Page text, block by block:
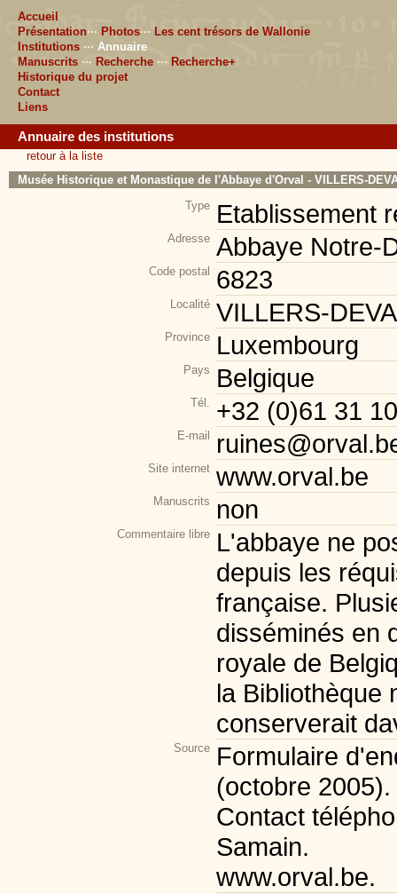
Accueil
Présentation··· Photos··· Les cent trésors de Wallonie
Institutions ··· Annuaire
Manuscrits ··· Recherche ··· Recherche+
Historique du projet
Contact
Liens
Annuaire des institutions
retour à la liste
Musée Historique et Monastique de l'Abbaye d'Orval - VILLERS-
Type Etablissement
Adresse Abbaye Notre-
Code postal 6823
Localité VILLERS-
Province Luxembourg
Pays Belgique
Tél. +32 (0)61 31
E-mail
Site internet www.orval.be
Manuscrits non
Commentaire libre L'abbaye ne
depuis les
française.
disséminés en
royale de
la Bibliothèque
conserverait
Source Formulaire
(octobre 2005).
Contact
Samain.
www.orval.be.